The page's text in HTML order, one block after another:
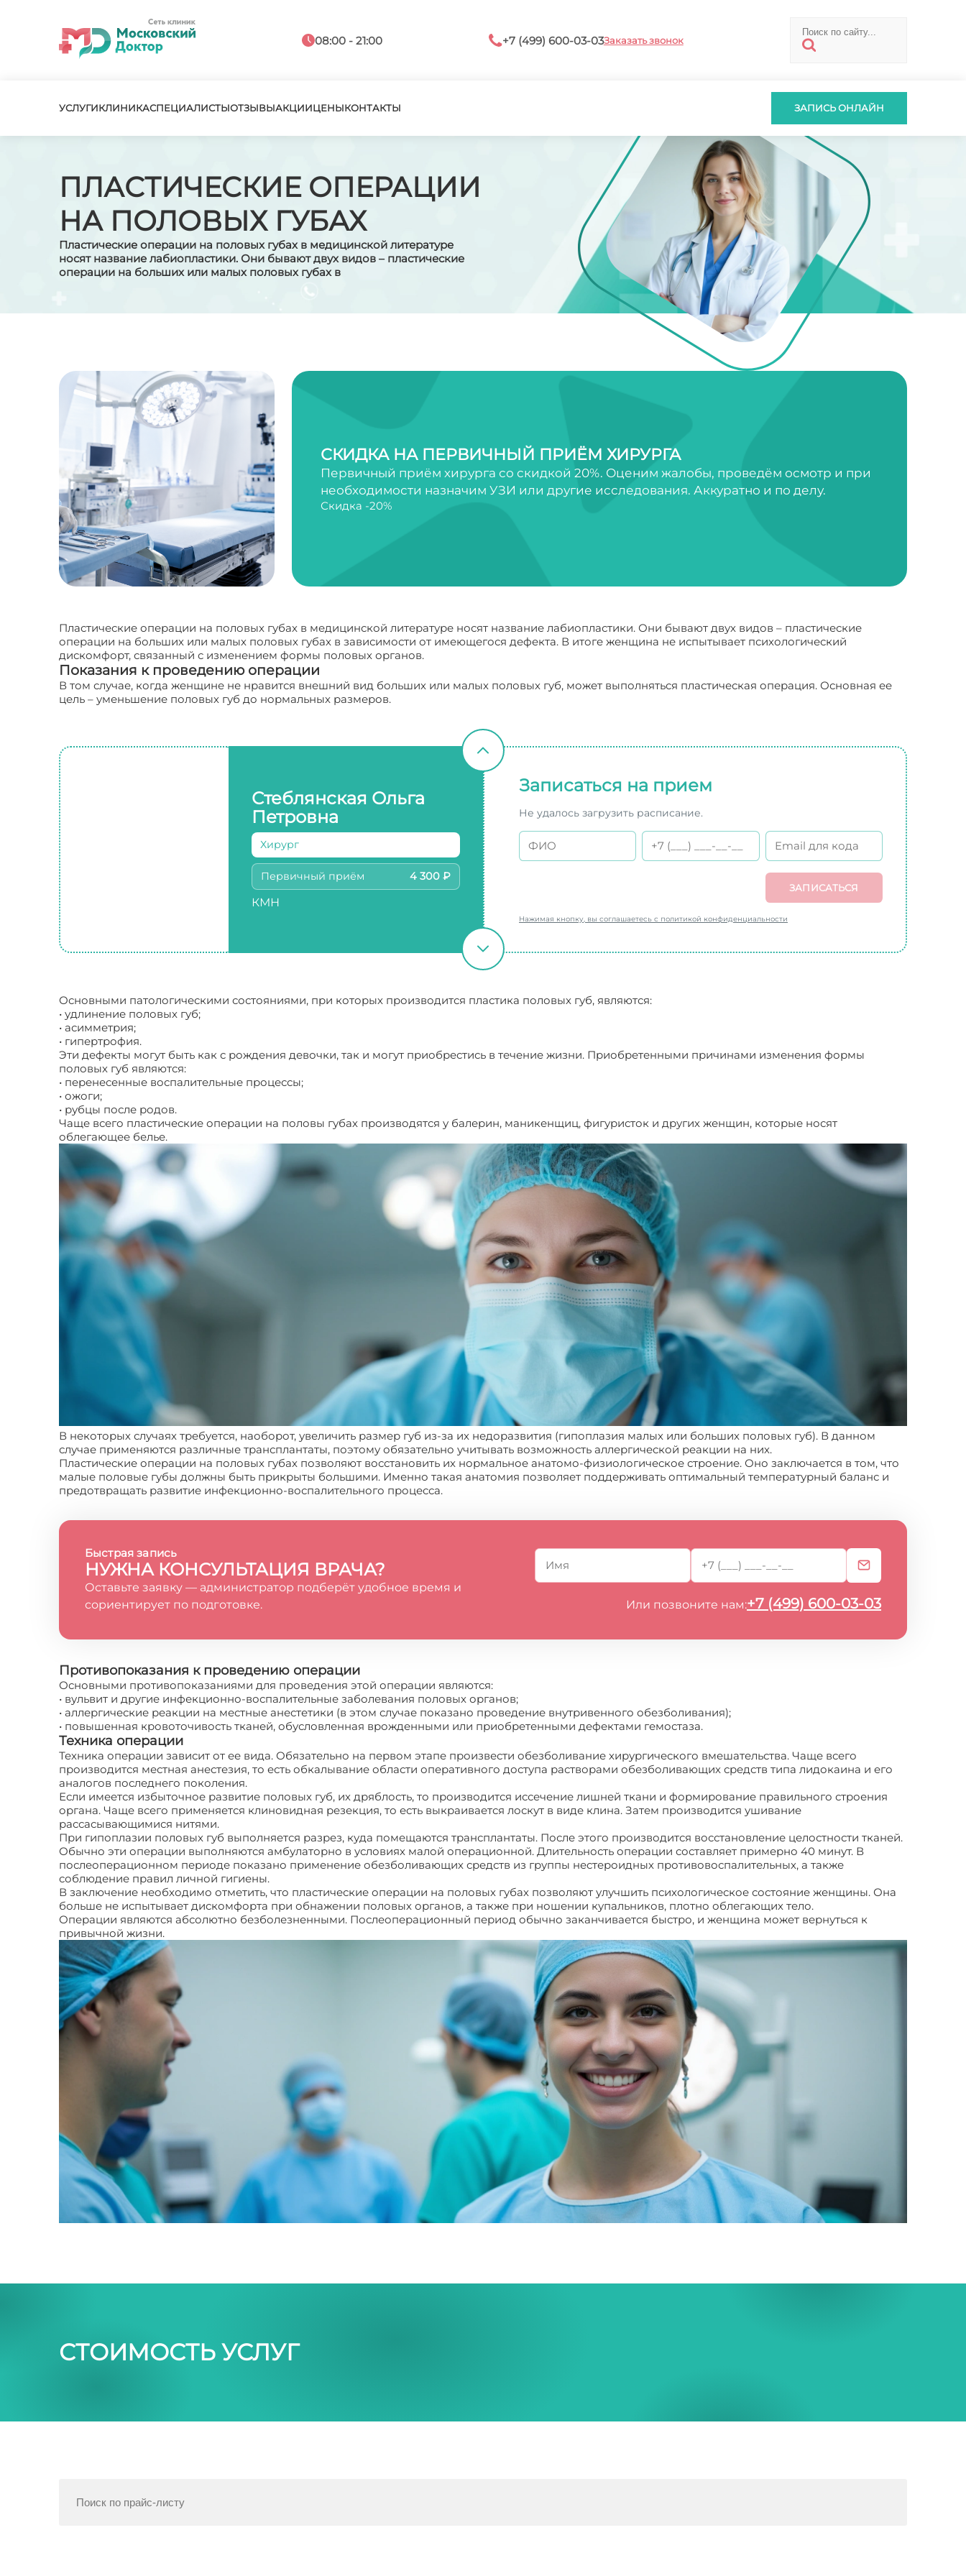
08:00 - 21:00 +7 (499) 600-03-03Заказать звонок
УСЛУГИКЛИНИКАСПЕЦИАЛИСТЫОТЗЫВЫАКЦИИЦЕНЫКОНТАКТЫ ЗАПИСЬ ОНЛАЙН
ПЛАСТИЧЕСКИЕ ОПЕРАЦИИ
НА ПОЛОВЫХ ГУБАХ
Пластические операции на половых губах в медицинской литературе
носят название лабиопластики. Они бывают двух видов – пластические
операции на больших или малых половых губах в
СКИДКА НА ПЕРВИЧНЫЙ ПРИЁМ ХИРУРГА
Первичный приём хирурга со скидкой 20%. Оценим жалобы, проведём осмотр и при
необходимости назначим УЗИ или другие исследования. Аккуратно и по делу.
Скидка -20%
Пластические операции на половых губах в медицинской литературе носят название лабиопластики. Они бывают двух видов – пластические
операции на больших или малых половых губах в зависимости от имеющегося дефекта. В итоге женщина не испытывает психологический
дискомфорт, связанный с изменением формы половых органов.
Показания к проведению операции
В том случае, когда женщине не нравится внешний вид больших или малых половых губ, может выполняться пластическая операция. Основная ее
цель – уменьшение половых губ до нормальных размеров.
Стеблянская Ольга
Петровна
Хирург
Первичный приём 4 300 ₽
КМН
Записаться на прием
Не удалось загрузить расписание.
ЗАПИСАТЬСЯ
Нажимая кнопку, вы соглашаетесь с политикой конфиденциальности
Основными патологическими состояниями, при которых производится пластика половых губ, являются:
• удлинение половых губ;
• асимметрия;
• гипертрофия.
Эти дефекты могут быть как с рождения девочки, так и могут приобрестись в течение жизни. Приобретенными причинами изменения формы
половых губ являются:
• перенесенные воспалительные процессы;
• ожоги;
• рубцы после родов.
Чаще всего пластические операции на половы губах производятся у балерин, маникенщиц, фигуристок и других женщин, которые носят
облегающее белье.
В некоторых случаях требуется, наоборот, увеличить размер губ из-за их недоразвития (гипоплазия малых или больших половых губ). В данном
случае применяются различные трансплантаты, поэтому обязательно учитывать возможность аллергической реакции на них.
Пластические операции на половых губах позволяют восстановить их нормальное анатомо-физиологическое строение. Оно заключается в том, что
малые половые губы должны быть прикрыты большими. Именно такая анатомия позволяет поддерживать оптимальный температурный баланс и
предотвращать развитие инфекционно-воспалительного процесса.
Быстрая запись
НУЖНА КОНСУЛЬТАЦИЯ ВРАЧА?
Оставьте заявку — администратор подберёт удобное время и
сориентирует по подготовке.
Или позвоните нам:+7 (499) 600-03-03
Противопоказания к проведению операции
Основными противопоказаниями для проведения этой операции являются:
• вульвит и другие инфекционно-воспалительные заболевания половых органов;
• аллергические реакции на местные анестетики (в этом случае показано проведение внутривенного обезболивания);
• повышенная кровоточивость тканей, обусловленная врожденными или приобретенными дефектами гемостаза.
Техника операции
Техника операции зависит от ее вида. Обязательно на первом этапе произвести обезболивание хирургического вмешательства. Чаще всего
производится местная анестезия, то есть обкалывание области оперативного доступа растворами обезболивающих средств типа лидокаина и его
аналогов последнего поколения.
Если имеется избыточное развитие половых губ, их дряблость, то производится иссечение лишней ткани и формирование правильного строения
органа. Чаще всего применяется клиновидная резекция, то есть выкраивается лоскут в виде клина. Затем производится ушивание
рассасывающимися нитями.
При гипоплазии половых губ выполняется разрез, куда помещаются трансплантаты. После этого производится восстановление целостности тканей.
Обычно эти операции выполняются амбулаторно в условиях малой операционной. Длительность операции составляет примерно 40 минут. В
послеоперационном периоде показано применение обезболивающих средств из группы нестероидных противовоспалительных, а также
соблюдение правил личной гигиены.
В заключение необходимо отметить, что пластические операции на половых губах позволяют улучшить психологическое состояние женщины. Она
больше не испытывает дискомфорта при обнажении половых органов, а также при ношении купальников, плотно облегающих тело.
Операции являются абсолютно безболезненными. Послеоперационный период обычно заканчивается быстро, и женщина может вернуться к
привычной жизни.
СТОИМОСТЬ УСЛУГ